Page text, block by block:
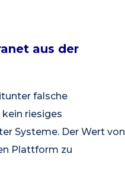
aus der
falsche
riesiges
Systeme. Der Wert von
Plattform zu